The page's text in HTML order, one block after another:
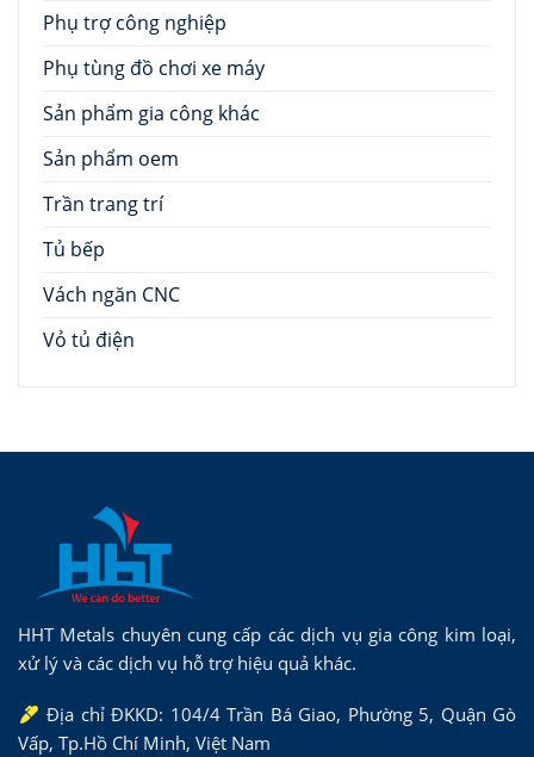
Phụ trợ công nghiệp
Phụ tùng đồ chơi xe máy
Sản phẩm gia công khác
Sản phẩm oem
Trần trang trí
Tủ bếp
Vách ngăn CNC
Vỏ tủ điện
HHT Metals chuyên cung cấp các dịch vụ gia công kim loại,
xử lý và các dịch vụ hỗ trợ hiệu quả khác.
Địa chỉ ĐKKD: 104/4 Trần Bá Giao, Phường 5, Quận Gò
Vấp, Tp.Hồ Chí Minh, Việt Nam